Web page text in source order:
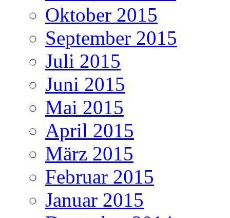
Oktober 2015
September 2015
Juli 2015
Juni 2015
Mai 2015
April 2015
März 2015
Februar 2015
Januar 2015